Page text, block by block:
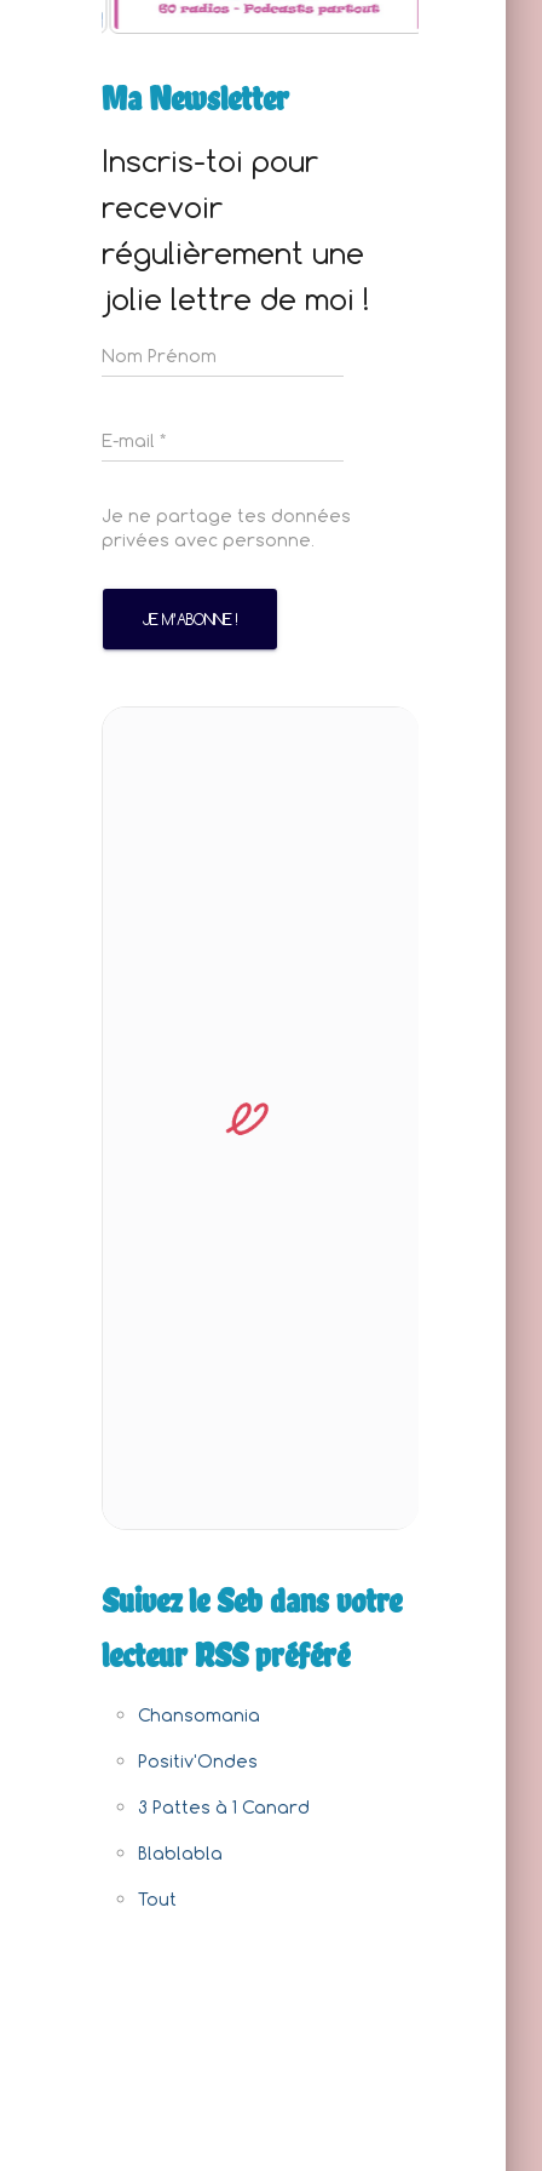
Ma Newsletter
Inscris-toi pour
recevoir
régulièrement une
jolie lettre de moi !
Je ne partage tes données
privées avec personne.
Suivez le Seb dans votre
lecteur RSS préféré
Chansomania
Positiv'Ondes
3 Pattes à 1 Canard
Blablabla
Tout